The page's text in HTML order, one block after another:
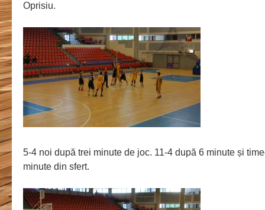
Oprisiu.
5-4 noi după trei minute de joc. 11-4 după 6 minute și
minute din sfert.